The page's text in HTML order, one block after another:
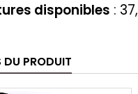
disponibles :
DU PRODUIT